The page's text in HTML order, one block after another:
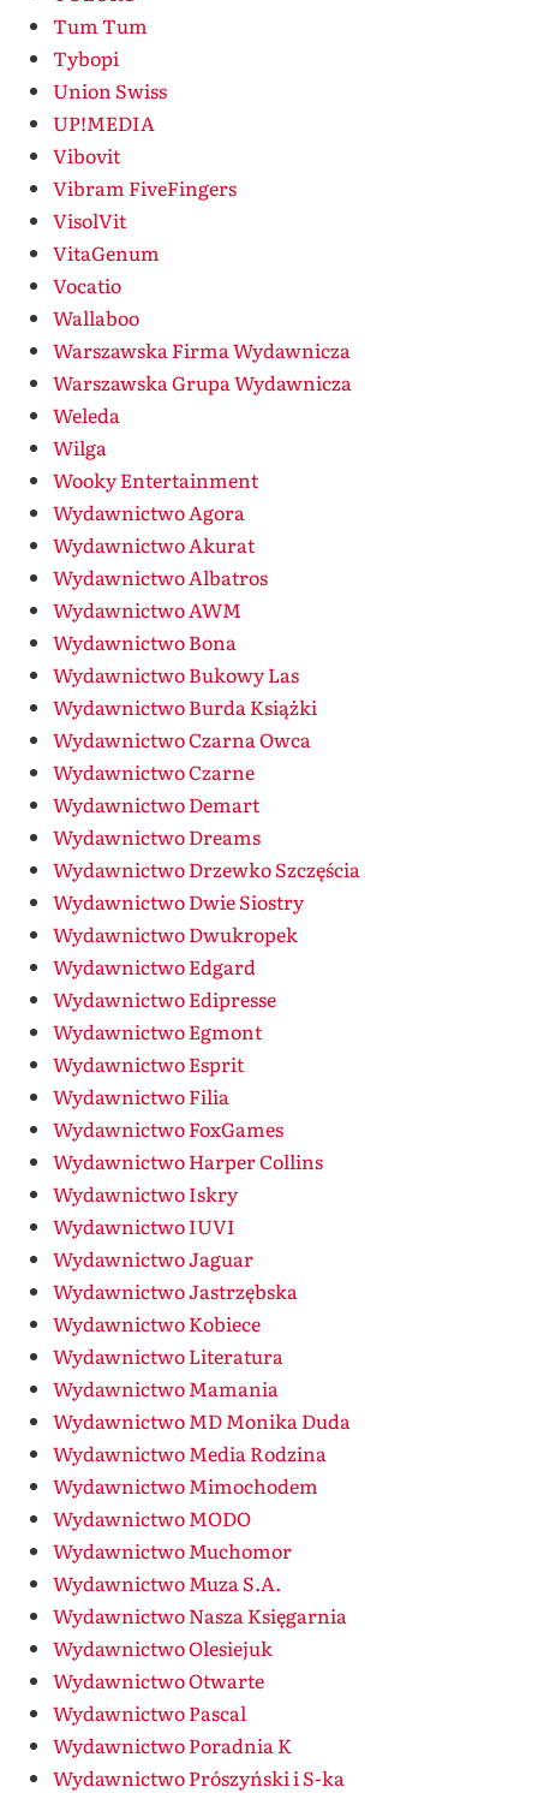
Tum Tum
Tybopi
Union Swiss
UP!MEDIA
Vibovit
Vibram FiveFingers
VisolVit
VitaGenum
Vocatio
Wallaboo
Warszawska Firma Wydawnicza
Warszawska Grupa Wydawnicza
Weleda
Wilga
Wooky Entertainment
Wydawnictwo Agora
Wydawnictwo Akurat
Wydawnictwo Albatros
Wydawnictwo AWM
Wydawnictwo Bona
Wydawnictwo Bukowy Las
Wydawnictwo Burda Książki
Wydawnictwo Czarna Owca
Wydawnictwo Czarne
Wydawnictwo Demart
Wydawnictwo Dreams
Wydawnictwo Drzewko Szczęścia
Wydawnictwo Dwie Siostry
Wydawnictwo Dwukropek
Wydawnictwo Edgard
Wydawnictwo Edipresse
Wydawnictwo Egmont
Wydawnictwo Esprit
Wydawnictwo Filia
Wydawnictwo FoxGames
Wydawnictwo Harper Collins
Wydawnictwo Iskry
Wydawnictwo IUVI
Wydawnictwo Jaguar
Wydawnictwo Jastrzębska
Wydawnictwo Kobiece
Wydawnictwo Literatura
Wydawnictwo Mamania
Wydawnictwo MD Monika Duda
Wydawnictwo Media Rodzina
Wydawnictwo Mimochodem
Wydawnictwo MODO
Wydawnictwo Muchomor
Wydawnictwo Muza S.A.
Wydawnictwo Nasza Księgarnia
Wydawnictwo Olesiejuk
Wydawnictwo Otwarte
Wydawnictwo Pascal
Wydawnictwo Poradnia K
Wydawnictwo Prószyński i S-ka